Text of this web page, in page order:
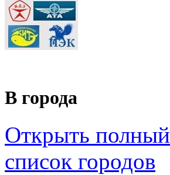
В города
Открыть полный
список городов